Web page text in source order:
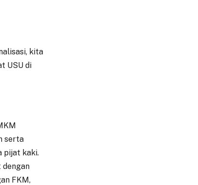
kita
USU di
serta
pijat kaki.
dengan
FKM,